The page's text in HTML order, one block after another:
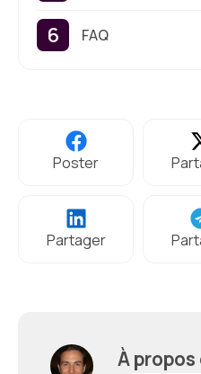
FAQ
Poster
Partager
À propos